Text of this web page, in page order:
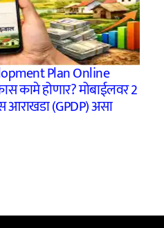
Plan Online
कामे होणार? मोबाईलवर 2
आराखडा (GPDP) असा